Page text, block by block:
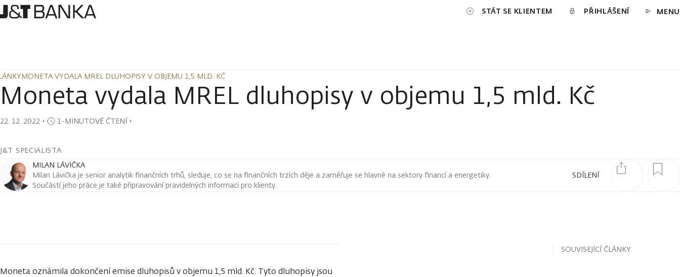
STÁT SE KLIENTEM PŘIHLÁŠENÍ MENU
MONETA VYDALA MREL DLUHOPISY V OBJEMU 1,5 MLD. KČ
MONETA VYDALA MREL DLUHOPISY V OBJEMU 1,5 MLD. KČ
Moneta vydala MREL dluhopisy v objemu 1,5 mld. Kč
22. 12. 2022 ・ 1-MINUTOVÉ ČTENÍ・
J&T SPECIALISTA
SDÍLENÍ
MILAN LÁVIČKA
Milan Lávička je senior analytik finančních trhů, sleduje, co se na finančních trzích děje a zaměřuje se hlavně na sektory financí a energetiky.
Součástí jeho práce je také připravování pravidelných informací pro klienty.
Moneta oznámila dokončení emise dluhopisů v objemu 1,5 mld. Kč. Tyto dluhopisy jsou
SOUVISEJÍCÍ ČLÁNKY